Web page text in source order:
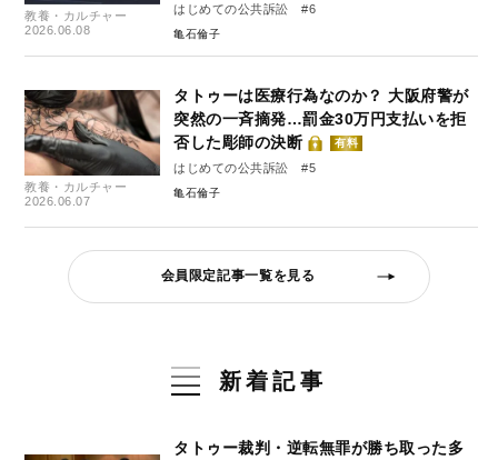
教養・カルチャー
2026.06.08
はじめての公共訴訟 #6
亀石倫子
教養・カルチャー
2026.06.07
タトゥーは医療行為なのか？ 大阪府警が
突然の一斉摘発…罰金30万円支払いを拒
否した彫師の決断
有料
はじめての公共訴訟 #5
亀石倫子
会員限定記事一覧を見る
新着記事
タトゥー裁判・逆転無罪が勝ち取った多